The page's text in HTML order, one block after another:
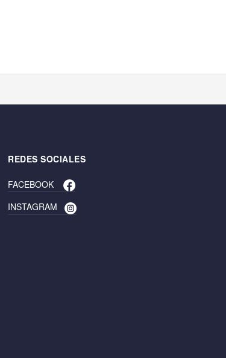
REDES SOCIALES
FACEBOOK
INSTAGRAM